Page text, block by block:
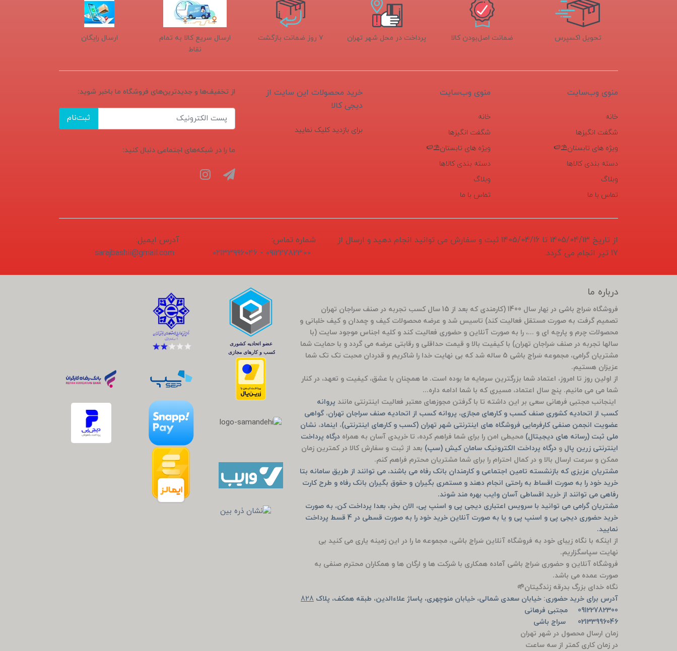
تحویل اکسپرس ضمانت اصل‌بودن کالا پرداخت در محل شهر تهران ۷ روز ضمانت بازگشت
ارسال سریع کالا به تمام
نقاط
ارسال رایگان
منوی وب‌سایت
خانه
شگفت انگیزها
ویژه های تابستان⛱️🍉
دسته بندی کالاها
وبلاگ
تماس با ما
منوی وب‌سایت
خانه
شگفت انگیزها
ویژه های تابستان⛱️🍉
دسته بندی کالاها
وبلاگ
تماس با ما
خرید محصولات این سایت از
دیجی کالا
برای بازدید کلیک نمایید
از تخفیف‌ها و جدیدترین‌های فروشگاه ما باخبر شوید:
ثبت‌نام
ما را در شبکه‌های اجتماعی دنبال کنید:
از تاریخ 1405/04/13 تا 1405/04/16 ثبت و سفارش می توانید انجام دهید و ارسال از
17 تیر انجام می گردد.
شماره تماس:
09122782300 - 02133996046
آدرس ایمیل:
sarajbashii@gmail.com
درباره ما
فروشگاه سَراج باشی در بَهار سال 1400 (کارمندی که بعد از 15 سال کسب تجربه در صنف سراجان تهران
تصمیم گرفت به صورت مستقل فعالیت کند) تاسیس شد و عرضه محصولات کیف و چمدان و کیف خلبانی و
محصولات چرم و پارچه ای و ...، را به صورت آنلاین و حضوری فعالیت کند و کلیه اجناس موجود سایت (با
سالها تجربه در صنف سَراجان تهران) با کیفیت بالا و قیمت حداقلی و رقابتی عرضه می گردد و با حمایت شما
مشتریان گرامی، مجموعه سَراج باشی 5 ساله شد که بی نهایت خدا را شاکریم و قدردان محبت تک تک شما
عزیزان هستیم.
از اولین روز تا امروز، اعتماد شما بزرگترین سرمایه ما بوده است. ما همچنان با عشق، کیفیت و تعهد، در کنار
شما می می مانیم. پنج سال اعتماد، مسیری که با شما ادامه داره...
اینجانب مجتبی فرهانی سعی بر این داشته تا با گرفتن مجوزهای معتبر فعالیت اینترنتی مانند پروانه
کسب از اتحادیه کشوری صنف کسب و کارهای مجازی، پروانه کسب از اتحادیه صنف سراجان تهران،گواهی
عضویت انجمن صنفی کارفرمایی فروشگاه های اینترنتی شهر تهران (کسب و کارهای اینترنتی)، اینماد، نشان
ملی ثبت (رسانه های دیجیتال) محیطی امن را برای شما فراهم کرده، تا خریدی آسان به همراه درگاه پرداخت
اینترنتی زرین پال و درگاه پرداخت الکترونیک سامان کیش (سپ) بعد از ثبت و سفارش کالا در کمترین زمان
ممکن و سرعت ارسال بالا و در کمال احترام را برای شما مشتریان محترم فراهم کنم.
مشتریان عزیزی که بازنشسته تامین اجتماعی و کارمندان بانک رفاه می باشند، می توانند از طریق سامانه بتا
خرید خود را به صورت اقساط به راحتی انجام دهند و مستمری بگیران و حقوق بگیران بانک رفاه و طرح کارت
رفاهی می توانند از خرید اقساطی آسان وایب بهره مند شوند.
مشتریان گرامی می توانید با سرویس اعتباری دیجی پی و اسنپ پی، الان بخر، بعدا پرداخت کن، به صورت
خرید حضوری دیجی پی و اسنپ پی و یا به صورت آنلاین خرید خود را به صورت قسطی در 4 قسط پرداخت
نمایید.
از اینکه با نگاه زیبای خود به فروشگاه آنلاین سَراج باشی، مجموعه ما را در این زمینه یاری می کنید بی
نهایت سپاسگزاریم.
فروشگاه آنلاین و حضوری سَراج باشی آماده همکاری با شرکت ها و ارگان ها و همکاران محترم صنفی به
صورت عمده می باشد.
نگاه خدای بزرگ بدرقه زندگیتان🌱
آدرس برای خرید حضوری: خیابان سعدی شمالی، خیابان منوچهری، پاساژ علاءالدین، طبقه همکف، پلاک 828
09122782300 مجتبی فرهانی
02133996046 سراج باشی
زمان ارسال محصول در شهر تهران
در زمان کاری کمتر از سه ساعت